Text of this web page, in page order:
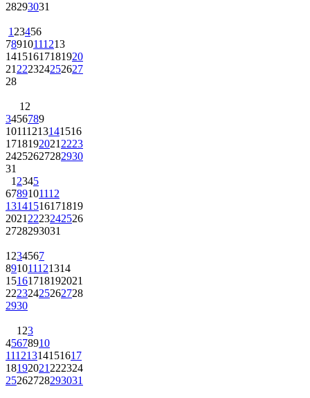
28293031
1 23456
78910111213
14151617181920
21 222324252627
28
1 2
3456789
10111213141516
1718192021 2223
24252627282930
31
1 2345
6789101112
13141516171819
2021 2223242526
2728293031
1 234567
891011121314
15161718192021
22232425262728
2930
1 23
45678910
11121314151617
18192021 222324
25262728293031